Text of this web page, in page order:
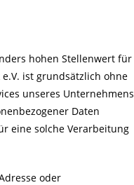
hohen Stellenwert für
ist grundsätzlich ohne
unseres Unternehmens
Daten
eine solche Verarbeitung
oder